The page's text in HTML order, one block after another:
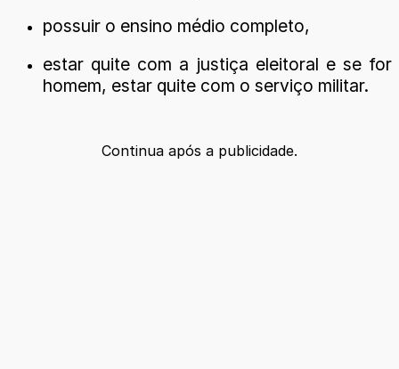
possuir o ensino médio completo,
estar quite com a justiça eleitoral e se for
homem, estar quite com o serviço militar.
Continua após a publicidade.